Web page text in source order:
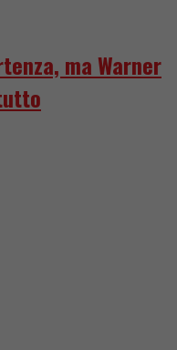
ma Warner